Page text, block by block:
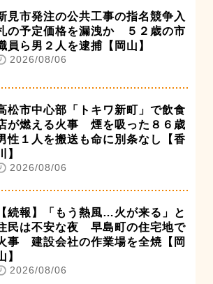
見市発注の公共工事の指名競争入
の予定価格を漏洩か ５２歳の市
員ら男２人を逮捕【岡山】
2026/08/06
松市中心部「トキワ新町」で飲食
が燃える火事 煙を吸った８６歳
性１人を搬送も命に別条なし【香
】
2026/08/06
【続報】「もう熱風…火が来る」と
民は不安な夜 早島町の住宅地で
事 建設会社の作業場を全焼【岡
】
2026/08/06